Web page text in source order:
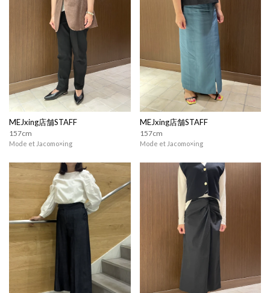
MEJxing店舗STAFF
157cm
Mode et Jacomo×ing
MEJxing店舗STAFF
157cm
Mode et Jacomo×ing